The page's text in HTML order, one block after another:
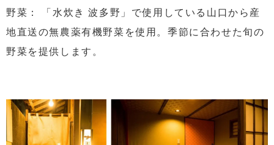
野菜： 「水炊き 波多野」で使用している山口から産
地直送の無農薬有機野菜を使用。季節に合わせた旬の
野菜を提供します。